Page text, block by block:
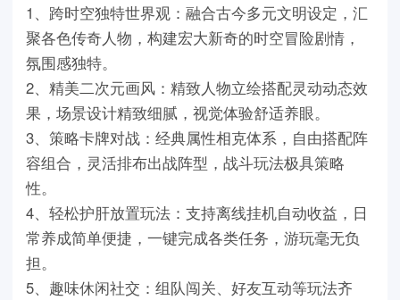
1、跨时空独特世界观：融合古今多元文明设定，汇
聚各色传奇人物，构建宏大新奇的时空冒险剧情，
氛围感独特。
2、精美二次元画风：精致人物立绘搭配灵动动态效
果，场景设计精致细腻，视觉体验舒适养眼。
3、策略卡牌对战：经典属性相克体系，自由搭配阵
容组合，灵活排布出战阵型，战斗玩法极具策略
性。
4、轻松护肝放置玩法：支持离线挂机自动收益，日
常养成简单便捷，一键完成各类任务，游玩毫无负
担。
5、趣味休闲社交：组队闯关、好友互动等玩法齐